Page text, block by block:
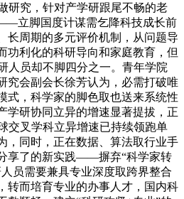
研究，针对产学研跟尾不畅的老
立脚国度计谋需乞降科技成长前
长周期的多元评价机制，从问题导
功利化的科研导向和家庭教育，但
人员却不脚四分之一。青年学院
究会副会长徐芳认为，必需打破唯
式，科学家的脚色取也送来系统性
学研协同立异的增速显著提拔，正
交叉学科立异增速已持续领跑单
，同时，正在数据、算法取行业手
享了的新实践——摒弃“科学家转
员需要兼具专业深度取跨界整合
转而培育专业的办事人才，国内科